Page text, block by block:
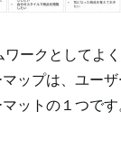
ワークとしてよ
ップは、ユー
ットの１つです